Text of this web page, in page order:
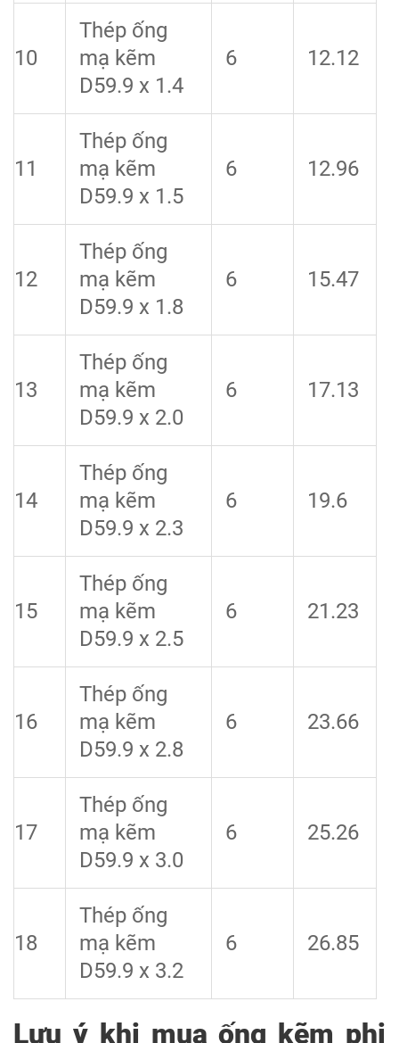
10
Thép ống
mạ kẽm
D59.9 x 1.4
6 12.12
11
Thép ống
mạ kẽm
D59.9 x 1.5
6 12.96
12
Thép ống
mạ kẽm
D59.9 x 1.8
6 15.47
13
Thép ống
mạ kẽm
D59.9 x 2.0
6 17.13
14
Thép ống
mạ kẽm
D59.9 x 2.3
6 19.6
15
Thép ống
mạ kẽm
D59.9 x 2.5
6 21.23
16
Thép ống
mạ kẽm
D59.9 x 2.8
6 23.66
17
Thép ống
mạ kẽm
D59.9 x 3.0
6 25.26
18
Thép ống
mạ kẽm
D59.9 x 3.2
6 26.85
Lưu ý khi mua ống kẽm phi